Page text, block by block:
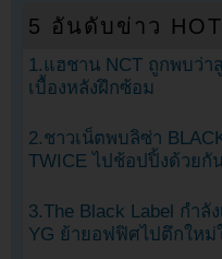
5 อันดับข่าว
1.แฮชาน NCT ถูกพบว่า
เบื้องหลังฝึกซ้อม
2.ชาวเน็ตพบลิซ่า
TWICE ไปช้อปปิ้งด้วยกั
3.The Black Label กำลั
YG ย้ายอฟฟิศไปตึกใหม่